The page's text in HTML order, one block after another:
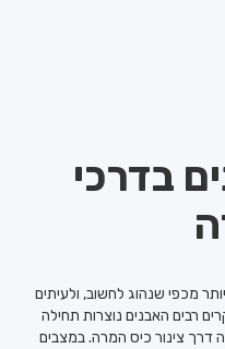
בדרכי
מכפי שנהוג לחשוב, ולעיתים
רבים האבנים נוצרות תחילה
דרך צינור כיס המרה. במצבים